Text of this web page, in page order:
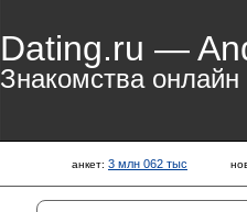
Dating.ru —
Знакомства онлайн
анкет: 3 млн 062 тыс